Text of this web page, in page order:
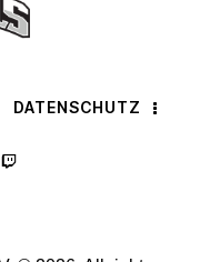
DATENSCHUTZ